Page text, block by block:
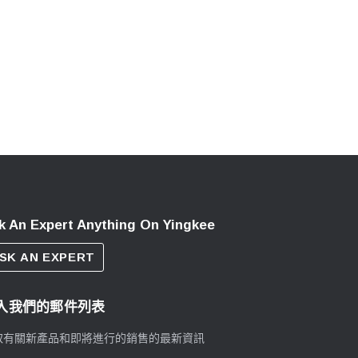
An Expert Anything On Yingkee
AN EXPERT
我們的郵件列表
有關新產品和即將進行的銷售的最新資訊